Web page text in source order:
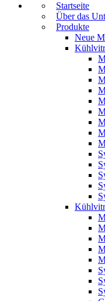
Start­sei­te
Über das
Produkte
Neue